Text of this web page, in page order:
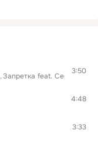
Запретка feat. Семён
3:50
4:48
3:33